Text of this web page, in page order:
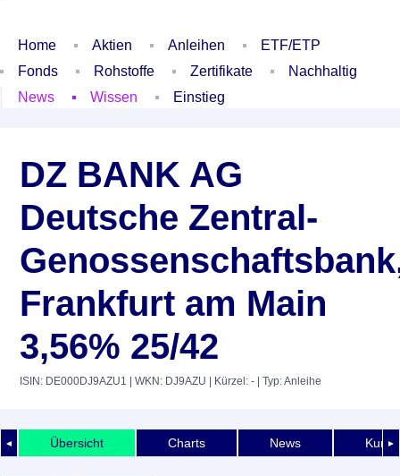
Home Aktien Anleihen
ETF/ETP
Fonds
Rohstoffe Zertifikate
Nachhaltig
News
Wissen Einstieg
DZ BANK AG
Deutsche Zentral-
Frankfurt am Main
3,56% 25/42
ISIN: DE000DJ9AZU1 | WKN: DJ9AZU | Kürzel: - | Typ: Anleihe
◄ ►
Übersicht Charts News